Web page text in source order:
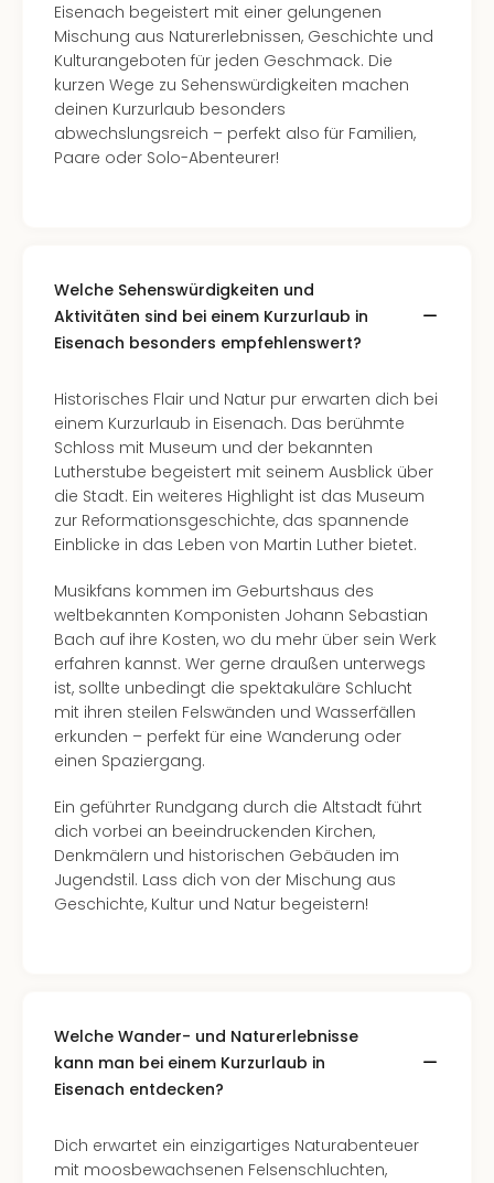
Eisenach begeistert mit einer gelungenen
Mischung aus Naturerlebnissen, Geschichte und
Kulturangeboten für jeden Geschmack. Die
kurzen Wege zu Sehenswürdigkeiten machen
deinen Kurzurlaub besonders
abwechslungsreich – perfekt also für Familien,
Paare oder Solo-Abenteurer!
Welche Sehenswürdigkeiten und
Aktivitäten sind bei einem Kurzurlaub in
Eisenach besonders empfehlenswert?
Historisches Flair und Natur pur erwarten dich bei
einem Kurzurlaub in Eisenach. Das berühmte
Schloss mit Museum und der bekannten
Lutherstube begeistert mit seinem Ausblick über
die Stadt. Ein weiteres Highlight ist das Museum
zur Reformationsgeschichte, das spannende
Einblicke in das Leben von Martin Luther bietet.
Musikfans kommen im Geburtshaus des
weltbekannten Komponisten Johann Sebastian
Bach auf ihre Kosten, wo du mehr über sein Werk
erfahren kannst. Wer gerne draußen unterwegs
ist, sollte unbedingt die spektakuläre Schlucht
mit ihren steilen Felswänden und Wasserfällen
erkunden – perfekt für eine Wanderung oder
einen Spaziergang.
Ein geführter Rundgang durch die Altstadt führt
dich vorbei an beeindruckenden Kirchen,
Denkmälern und historischen Gebäuden im
Jugendstil. Lass dich von der Mischung aus
Geschichte, Kultur und Natur begeistern!
Welche Wander- und Naturerlebnisse
kann man bei einem Kurzurlaub in
Eisenach entdecken?
Dich erwartet ein einzigartiges Naturabenteuer
mit moosbewachsenen Felsenschluchten,